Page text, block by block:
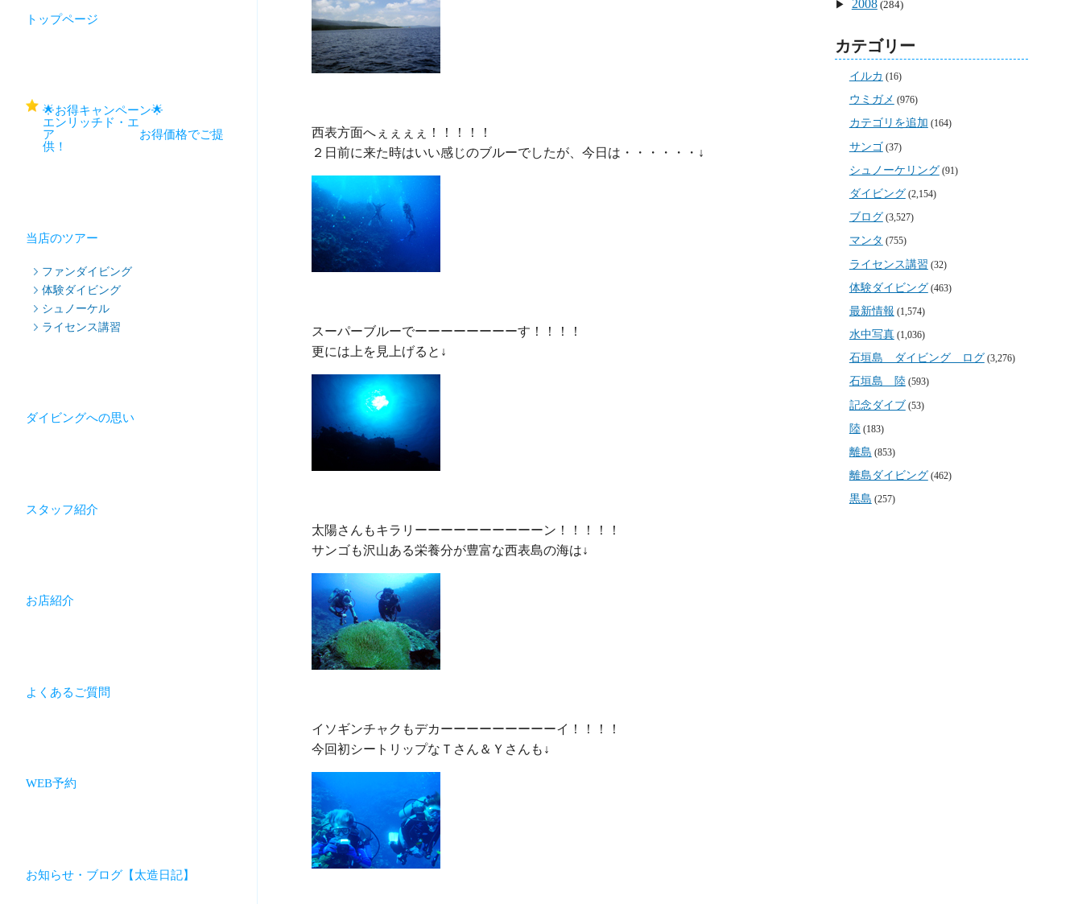
トップページ
🌟お得キャンペーン🌟
エンリッチド・エ
ア お得価格でご提
供！
当店のツアー
ファンダイビング
体験ダイビング
シュノーケル
ライセンス講習
ダイビングへの思い
スタッフ紹介
お店紹介
よくあるご質問
WEB予約
お知らせ・ブログ【太造日記】
西表方面へぇぇぇぇ！！！！！
スーパーブルーでーーーーーーーーす！！！！
太陽さんもキラリーーーーーーーーーーン！！！！！
イソギンチャクもデカーーーーーーーーーイ！！！！
2008(284)
カテゴリー
イルカ (16)
ウミガメ (976)
カテゴリを追加 (164)
サンゴ(37)
シュノーケリング(91)
ダイビング (2,154)
ブログ (3,527)
マンタ (755)
ライセンス講習 (32)
体験ダイビング(463)
最新情報 (1,574)
水中写真(1,036)
石垣島 ダイビング ログ (3,276)
石垣島 陸(593)
記念ダイブ (53)
陸(183)
離島 (853)
離島ダイビング (462)
黒島 (257)